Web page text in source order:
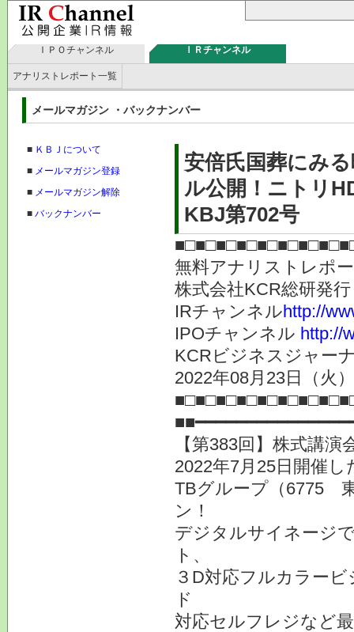
ＩＰＯチャンネル ＩＲチャンネル
アナリストレポート一覧
メールマガジン ・バックナンバー
■ ＫＢＪについて
■ メールマガジン登録
■ メールマガジン解除
■ バックナンバー
安倍氏国葬にみ
ル公開！ニトリ
KBJ第702号
無料アナリストレポ
株式会社
IRチャンネルhttp://
IPOチャンネル http://
KCRビジネスジャー
2022年08月23日（火
【第383回】株式講
2022年7月25日開催
TBグループ（6775
ン！
デジタルサイネージ
ト、
３D対応フルカラー
ド
対応セルフレジなど